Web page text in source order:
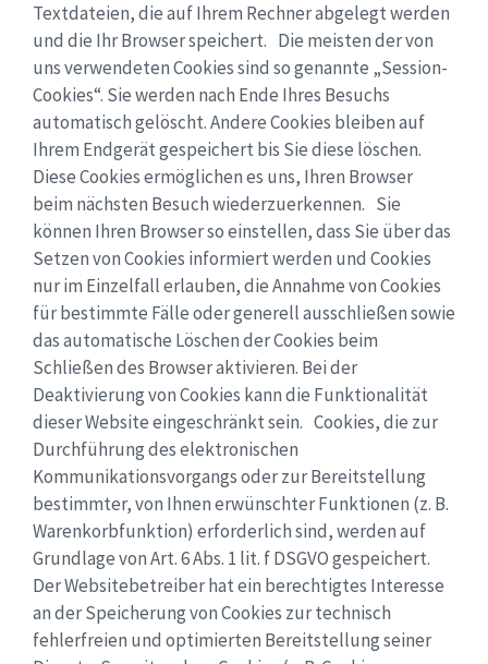
Textdateien, die auf Ihrem Rechner abgelegt werden
und die Ihr Browser speichert. Die meisten der von
uns verwendeten Cookies sind so genannte „Session-
Cookies“. Sie werden nach Ende Ihres Besuchs
automatisch gelöscht. Andere Cookies bleiben auf
Ihrem Endgerät gespeichert bis Sie diese löschen.
Diese Cookies ermöglichen es uns, Ihren Browser
beim nächsten Besuch wiederzuerkennen. Sie
können Ihren Browser so einstellen, dass Sie über das
Setzen von Cookies informiert werden und Cookies
nur im Einzelfall erlauben, die Annahme von Cookies
für bestimmte Fälle oder generell ausschließen sowie
das automatische Löschen der Cookies beim
Schließen des Browser aktivieren. Bei der
Deaktivierung von Cookies kann die Funktionalität
dieser Website eingeschränkt sein. Cookies, die zur
Durchführung des elektronischen
Kommunikationsvorgangs oder zur Bereitstellung
bestimmter, von Ihnen erwünschter Funktionen (z. B.
Warenkorbfunktion) erforderlich sind, werden auf
Grundlage von Art. 6 Abs. 1 lit. f DSGVO gespeichert.
Der Websitebetreiber hat ein berechtigtes Interesse
an der Speicherung von Cookies zur technisch
fehlerfreien und optimierten Bereitstellung seiner